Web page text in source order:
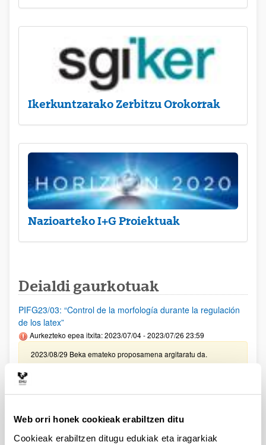
Web orri honek cookieak erabiltzen ditu
Cookieak erabiltzen ditugu edukiak eta iragarkiak
Ikerkuntzarako Zerbitzu Orokorrak
Nazioarteko I+G Proiektuak
Deialdi gaurkotuak
PIFG23/03: “Control de la morfología durante la regulación
de los latex”
Aurkezteko epea itxita: 2023/07/04 - 2023/07/26 23:59
2023/08/29 Beka emateko proposamena argitaratu da.
PIFG23/07: “Ciencia de los materiales, Ingeniería Química y
Química”